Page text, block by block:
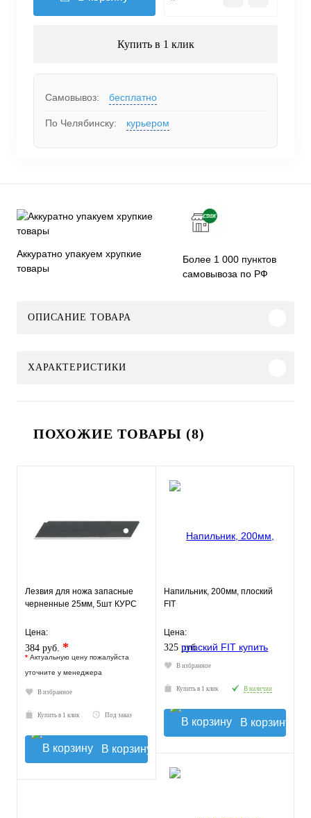
Купить в 1 клик
Самовывоз: бесплатно
По Челябинску: курьером
Аккуратно упакуем хрупкие
товары
Более 1 000 пунктов
самовывоза по РФ
ОПИСАНИЕ ТОВАРА
ХАРАКТЕРИСТИКИ
ПОХОЖИЕ ТОВАРЫ (8)
Лезвия для ножа запасные
черненные 25мм, 5шт КУРС
Цена:
384 руб. *
* Актуальную цену пожалуйста
уточните у менеджера
В избранное
Купить в 1 клик Под заказ
В корзину
Напильник, 200мм, плоский
FIT
Цена:
325 руб.
В избранное
Купить в 1 клик В наличии
В корзину